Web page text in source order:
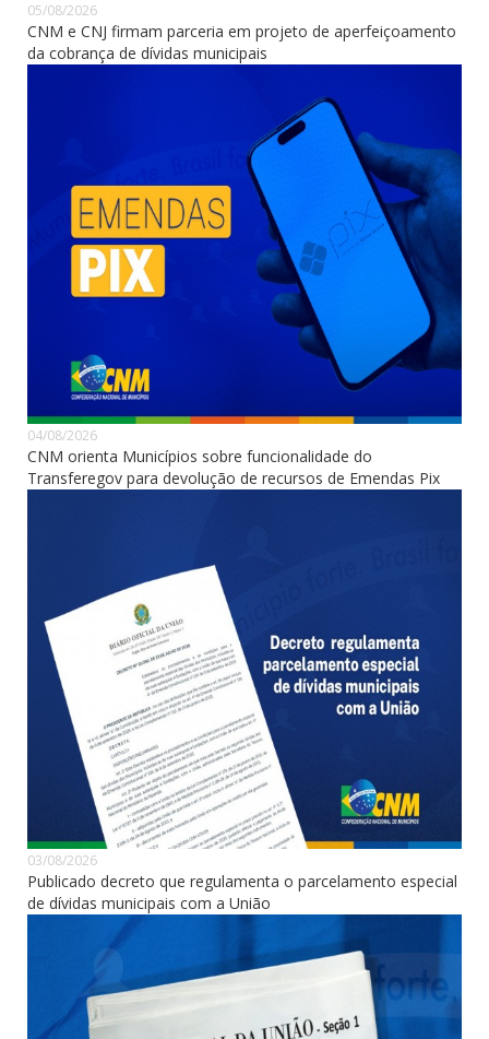
05/08/2026
CNM e CNJ firmam parceria em projeto de aperfeiçoamento
da cobrança de dívidas municipais
04/08/2026
CNM orienta Municípios sobre funcionalidade do
Transferegov para devolução de recursos de Emendas Pix
03/08/2026
Publicado decreto que regulamenta o parcelamento especial
de dívidas municipais com a União